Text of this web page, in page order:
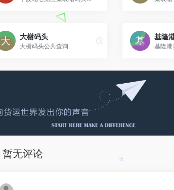
大榭码头
大榭码头公共查询
基隆
基隆
暂无评论